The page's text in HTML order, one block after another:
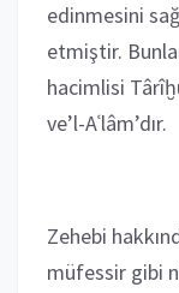
edinmesini
etmiştir.
hacimlisi
ve’l-Aʿlâm’dır.
Zehebi
müfessir gibi